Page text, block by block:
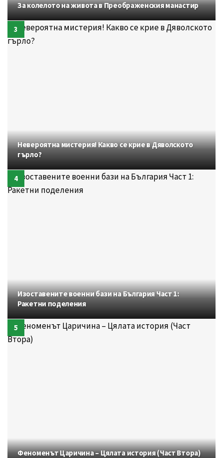
За колелото на живота в Преображенския манастир
Невероятна мистерия! Какво се крие в Дяволското
гърло?
Изоставените военни бази на България Част 1:
Ракетни поделения
Феноменът Царичина – Цялата история (Част Втора)